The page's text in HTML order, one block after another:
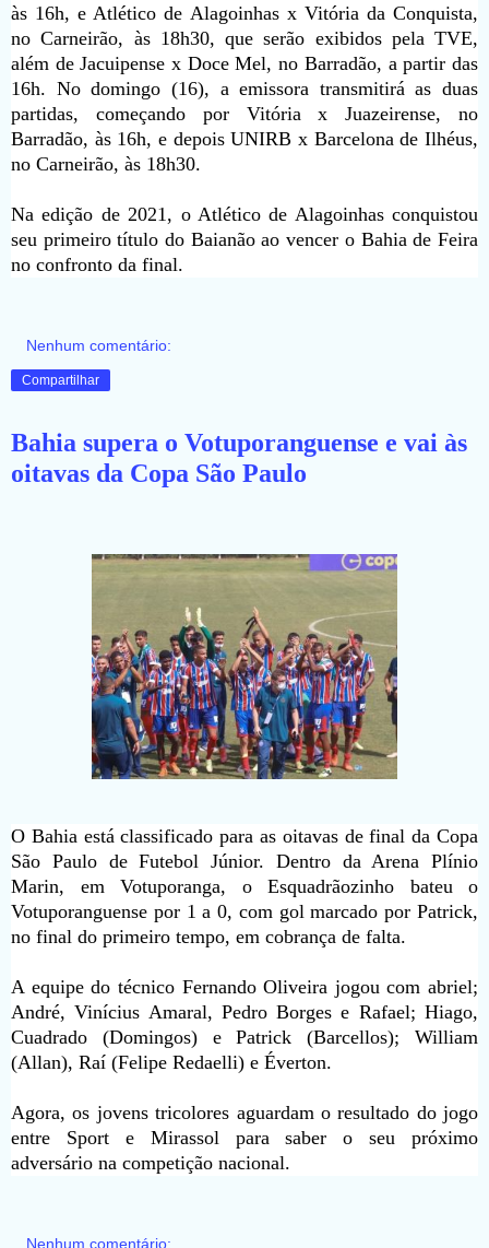
às 16h, e Atlético de Alagoinhas x Vitória da Conquista,
no Carneirão, às 18h30, que serão exibidos pela TVE,
além de Jacuipense x Doce Mel, no Barradão, a partir das
16h. No domingo (16), a emissora transmitirá as duas
partidas, começando por Vitória x Juazeirense, no
Barradão, às 16h, e depois UNIRB x Barcelona de Ilhéus,
no Carneirão, às 18h30.
Na edição de 2021, o Atlético de Alagoinhas conquistou
seu primeiro título do Baianão ao vencer o Bahia de Feira
no confronto da final.
Nenhum comentário:
Compartilhar
Bahia supera o Votuporanguense e vai às
oitavas da Copa São Paulo
O Bahia está classificado para as oitavas de final da Copa
São Paulo de Futebol Júnior. Dentro da Arena Plínio
Marin, em Votuporanga, o Esquadrãozinho bateu o
Votuporanguense por 1 a 0, com gol marcado por Patrick,
no final do primeiro tempo, em cobrança de falta.
A equipe do técnico Fernando Oliveira jogou com abriel;
André, Vinícius Amaral, Pedro Borges e Rafael; Hiago,
Cuadrado (Domingos) e Patrick (Barcellos); William
(Allan), Raí (Felipe Redaelli) e Éverton.
Agora, os jovens tricolores aguardam o resultado do jogo
entre Sport e Mirassol para saber o seu próximo
adversário na competição nacional.
Nenhum comentário: